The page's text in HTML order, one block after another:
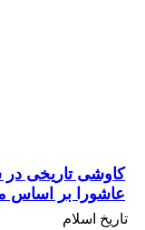
کاوشی تاریخی در
عاشورا بر اساس
تاریخ اسلام